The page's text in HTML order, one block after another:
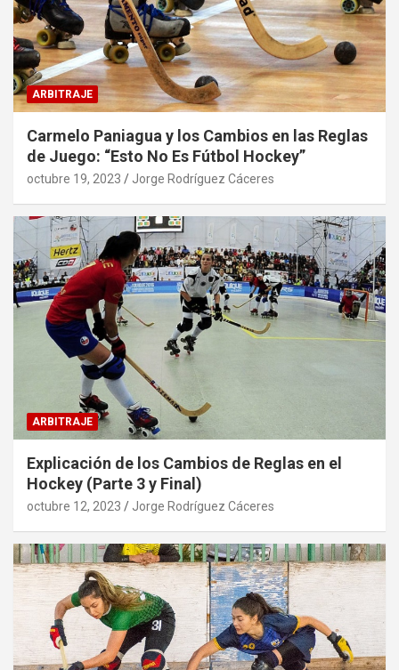
ARBITRAJE
Carmelo Paniagua y los Cambios en las Reglas
de Juego: “Esto No Es Fútbol Hockey”
octubre 19, 2023 Jorge Rodríguez Cáceres
ARBITRAJE
Explicación de los Cambios de Reglas en el
Hockey (Parte 3 y Final)
octubre 12, 2023 Jorge Rodríguez Cáceres